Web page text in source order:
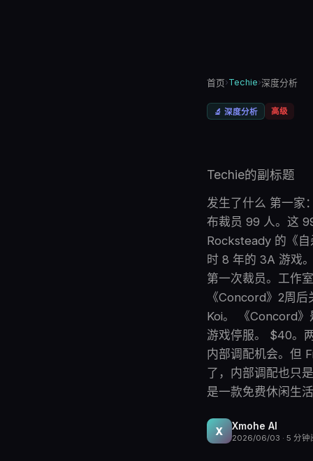
首页›Techie›深度分析
🔬 深度分析 高级
Techie的副标题
发生了什么 第一
布裁员 99 人。这
Rocksteady 的《
时 8 年的 3A 游戏
第一次裁员。工作
《Concord》2周
Koi。 《Concord
游戏停服。 $40。
内部调配机会。但
了，内部调配也只
是一款免费休闲生
X Xmohe AI
2026/06/03 · 5 分钟